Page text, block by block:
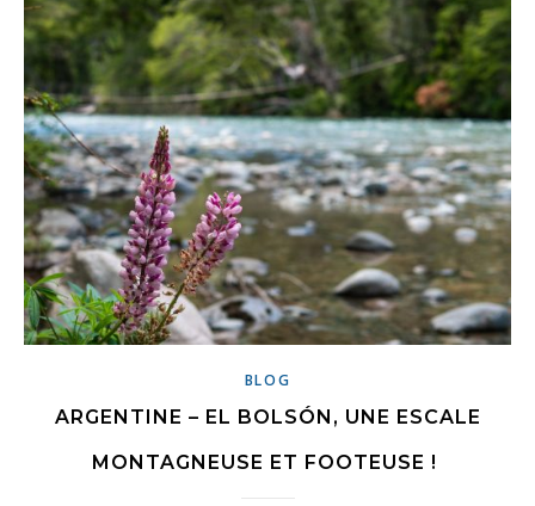
BLOG
ARGENTINE – EL BOLSÓN, UNE ESCALE
MONTAGNEUSE ET FOOTEUSE !